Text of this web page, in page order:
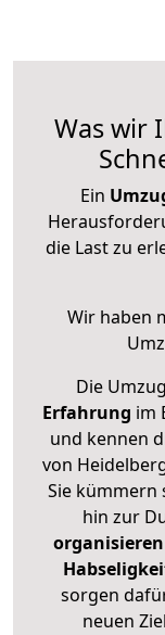
Was wir
Ein
die Last zu
Wir haben
Die
Erfahrung im
und kennen
von
Sie kümmern
hin zur
sorgen
neuen